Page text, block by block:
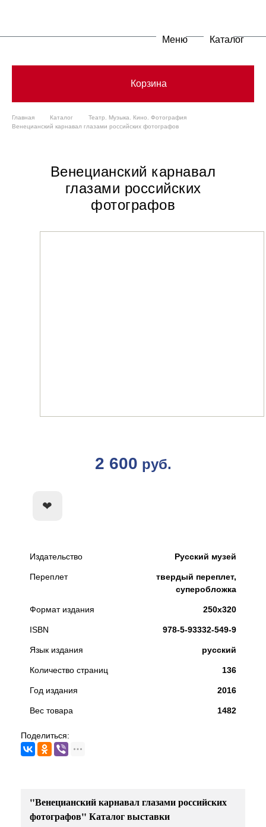
Меню Каталог
Корзина
Главная Каталог
Театр. Музыка. Кино. Фотография
Венецианский карнавал глазами российских фотографов
Венецианский карнавал
глазами российских
фотографов
2 600 руб.
Издательство Русский музей
Переплет
твердый переплет,
суперобложка
Формат издания 250x320
ISBN 978-5-93332-549-9
Язык издания русский
Количество страниц 136
Год издания 2016
Вес товара 1482
Поделиться:
"Венецианский карнавал глазами российских
фотографов" Каталог выставки